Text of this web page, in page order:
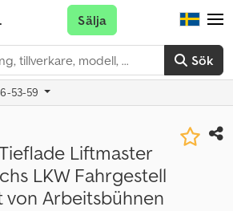
Sök
Sälja
53-59
Liftmaster
LKW Fahrgestell
von Arbeitsbühnen